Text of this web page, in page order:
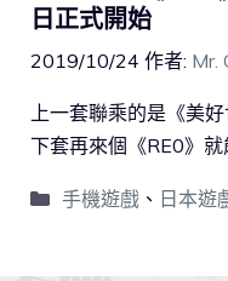
日正式開始
2019/10/24 作者: Mr.
上一套聯乘的是《美
下套再來個《RE0》
手機遊戲、 日本遊